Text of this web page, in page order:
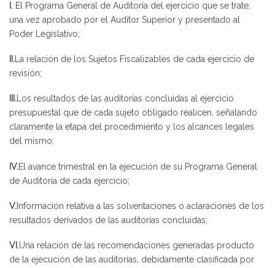
I. El Programa General de Auditoría del ejercicio que se trate,
una vez aprobado por el Auditor Superior y presentado al
Poder Legislativo;
II.La relación de los Sujetos Fiscalizables de cada ejercicio de
revisión;
III.Los resultados de las auditorías concluidas al ejercicio
presupuestal que de cada sujeto obligado realicen, señalando
claramente la etapa del procedimiento y los alcances legales
del mismo;
IV.El avance trimestral en la ejecución de su Programa General
de Auditoría de cada ejercicio;
V. Información relativa a las solventaciones o aclaraciones de los
resultados derivados de las auditorías concluidas;
VI.Una relación de las recomendaciones generadas producto
de la ejecución de las auditorías, debidamente clasificada por